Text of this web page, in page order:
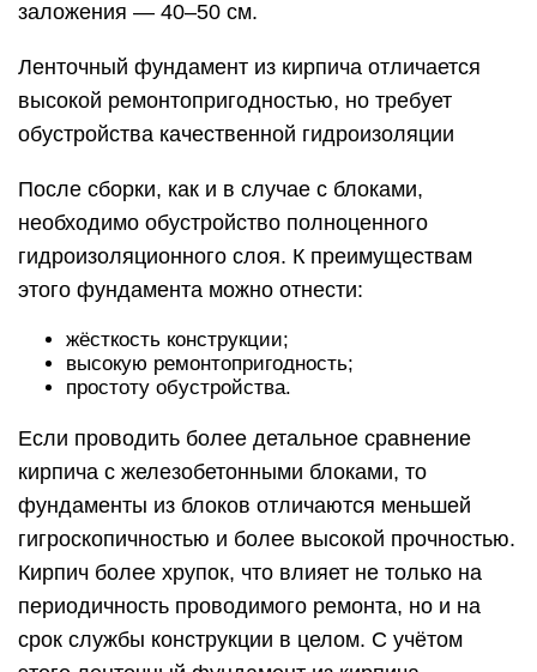
заложения — 40–50 см.
Ленточный фундамент из кирпича отличается
высокой ремонтопригодностью, но требует
обустройства качественной гидроизоляции
После сборки, как и в случае с блоками,
необходимо обустройство полноценного
гидроизоляционного слоя. К преимуществам
этого фундамента можно отнести:
жёсткость конструкции;
высокую ремонтопригодность;
простоту обустройства.
Если проводить более детальное сравнение
кирпича с железобетонными блоками, то
фундаменты из блоков отличаются меньшей
гигроскопичностью и более высокой прочностью.
Кирпич более хрупок, что влияет не только на
периодичность проводимого ремонта, но и на
срок службы конструкции в целом. С учётом